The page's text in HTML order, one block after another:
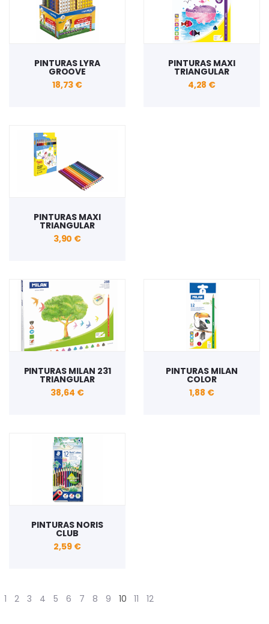
PINTURAS LYRA
GROOVE
18,73 €
PINTURAS MAXI
TRIANGULAR
4,28 €
PINTURAS MAXI
TRIANGULAR
3,90 €
PINTURAS MILAN 231
TRIANGULAR
38,64 €
PINTURAS MILAN
COLOR
1,88 €
PINTURAS NORIS
CLUB
2,59 €
1 2 3 4 5 6 7 8 9 10 11 12